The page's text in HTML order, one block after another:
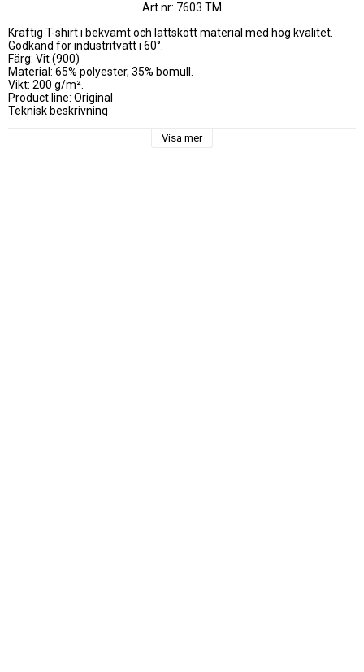
Art.nr: 7603 TM
Kraftig T-shirt i bekvämt och lättskött material med hög kvalitet.
Godkänd för industritvätt i 60°.
Färg: Vit (900)
Material: 65% polyester, 35% bomull.
Vikt: 200 g/m².
Product line: Original
Teknisk beskrivning
Visa mer